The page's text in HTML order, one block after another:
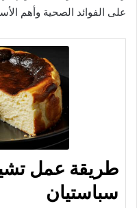
على الفوائد الصحية وأهم
طريقة عمل
سباستيان